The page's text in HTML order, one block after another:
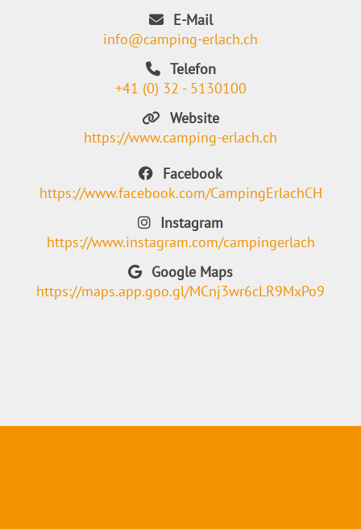
E-Mail
info@camping-erlach.ch
Telefon
+41 (0) 32 - 5130100
Website
https://www.camping-erlach.ch
Facebook
https://www.facebook.com/CampingErlachCH
Instagram
https://www.instagram.com/campingerlach
Google Maps
https://maps.app.goo.gl/MCnj3wr6cLR9MxPo9